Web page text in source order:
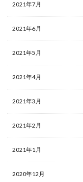
2021年7月
2021年6月
2021年5月
2021年4月
2021年3月
2021年2月
2021年1月
2020年12月